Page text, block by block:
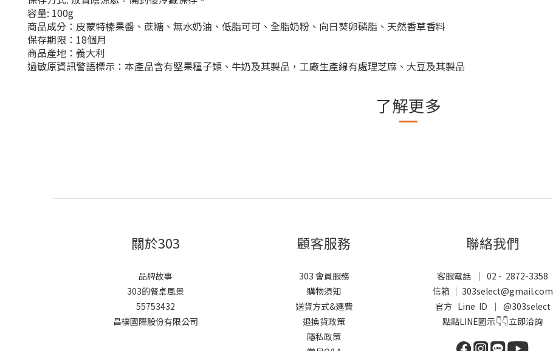
容量: 100g
商品成分：皮蒙特榛果醬、蔗糖、無水奶油、低脂可可、全脂奶粉、向日葵卵磷脂、天然香草香料
保存期限：18個月
商品產地：義大利
過敏原資訊警語標示：本產品含有堅果種子類、牛奶及其製品，工廠生產線有處理芝麻、大豆及其製品
了解更多
關於303
品牌故事
303的餐桌風景
55753432
昌樸國際股份有限公司
顧客服務
303 會員服務
購物須知
送貨方式&運費
退換貨政策
隱私政策
聯絡我們
客服電話 ｜ 02 - 2872-3358
信箱 ｜ 303select@gmail.com
官方 Line ID ｜ @303select
點點LINE圖示👇👇立即洽詢